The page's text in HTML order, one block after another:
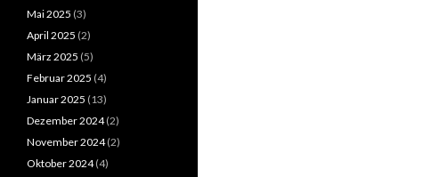
Mai 2025 (3)
April 2025 (2)
März 2025 (5)
Februar 2025 (4)
Januar 2025 (13)
Dezember 2024(2)
November 2024(2)
Oktober 2024(4)